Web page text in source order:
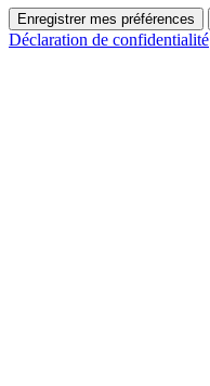
Enregistrer mes préférences
Déclaration de confidentialité